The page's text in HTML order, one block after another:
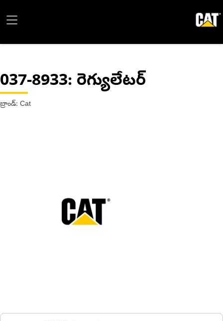
037-8933: రెగ్యులేటర్
బ్రాండ్: Cat